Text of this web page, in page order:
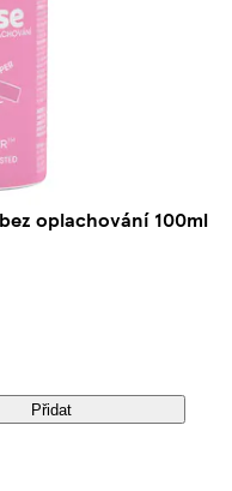
oplachování 100ml
Přidat